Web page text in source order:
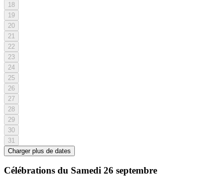
18
19
20
21
22
23
24
25
26
27
28
29
30
31
Charger plus de dates
Célébrations du Samedi 26 septembre